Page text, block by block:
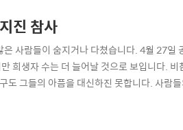
진 참사
사람들이 숨지거나 다쳤습니다. 4월 27일
희생자 수는 더 늘어날 것으로 보입니다.
도 그들의 아픔을 대신하진 못합니다. 사람
네팔 역대 최악의 지진으로 1934년 1월15